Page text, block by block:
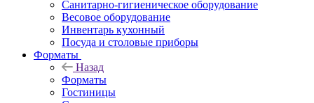
Санитарно-гигиеническое оборудование
Весовое оборудование
Инвентарь кухонный
Посуда и столовые приборы
Форматы
Назад
Форматы
Гостиницы